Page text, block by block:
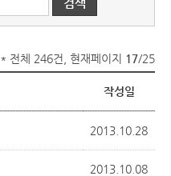
* 전체 246건, 현재페이지 17/25
작성일
2013.10.28
2013.10.08